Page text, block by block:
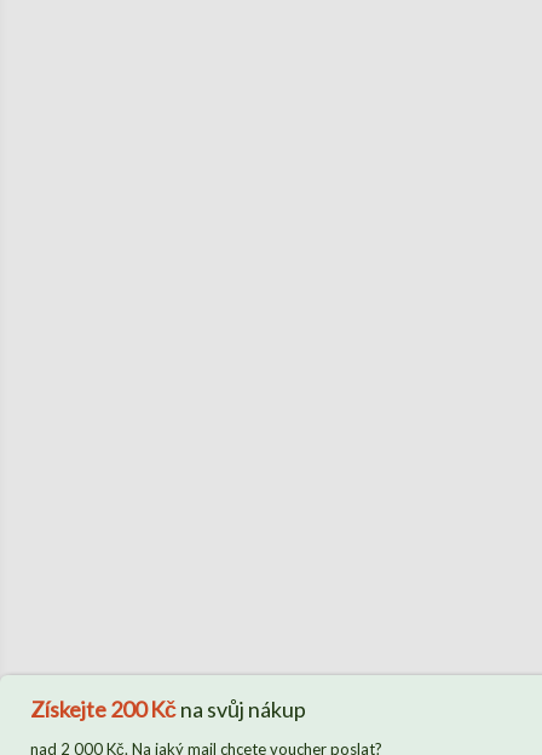
Získejte200 Kčna svůj nákup
nad 2 000 Kč. Na jaký mail chcete voucher poslat?